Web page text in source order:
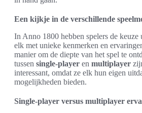
Een kijkje in de verschillende
In Anno 1800 hebben spelers de keuze
elk met unieke kenmerken en
manier om de diepte van het spel te
tussen single-player en multiplayer
interessant, omdat ze elk hun eigen
mogelijkheden bieden.
Single-player versus multiplayer